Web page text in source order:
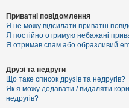
Приватні повідомлення
Я не можу відсилати приватні
Я постійно отримую небажані
Я отримав спам або образливий
Друзі та недруги
Що таке список друзів та недругів?
Як я можу додавати / видаляти
недругів?